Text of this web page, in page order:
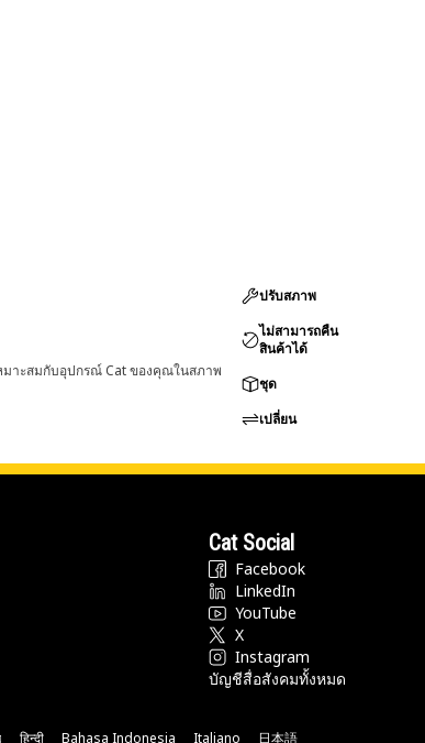
าะสมกับอุปกรณ์ Cat ของคุณในสภาพ
ปรับสภาพ
ไม่สามารถคืน
สินค้าได้
ชุด
เปลี่ยน
Cat Social
Facebook
LinkedIn
YouTube
X
Instagram
บัญชีสื่อสังคมทั้งหมด
हिन्दी Bahasa Indonesia Italiano 日本語